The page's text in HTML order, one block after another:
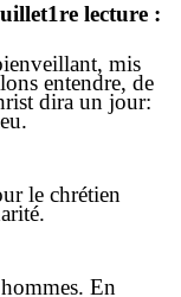
1re lecture :
mis
entendre, de
dira un jour:
le chrétien
En